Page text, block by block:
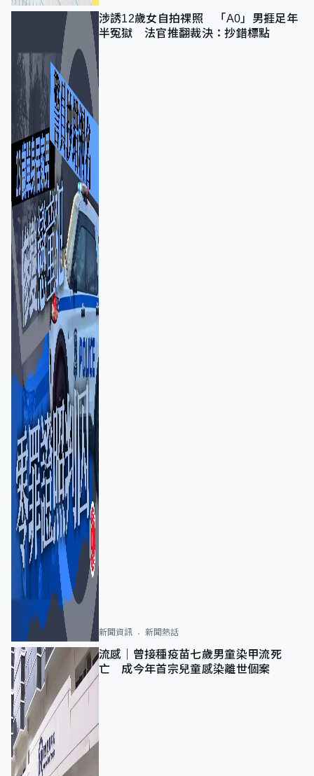
涉誘12歲女自拍祼照 「A0」男捱足年
半冤獄 法官推翻裁決：抄錯標點
新聞資訊 新聞熱話
流感｜曾接種疫苗七歲男童染甲流死
亡 成今年首宗兒童感染離世個案